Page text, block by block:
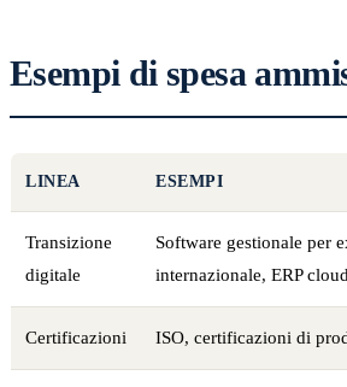
Esempi di spesa
LINEA ESEMPI
Transizione
digitale
Software gestionale per
internazionale, ERP cloud
Certificazioni ISO, certificazioni di